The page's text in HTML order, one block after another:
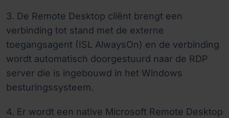
3. De Remote Desktop cliënt brengt een
verbinding tot stand met de externe
toegangsagent (ISL AlwaysOn) en de verbinding
wordt automatisch doorgestuurd naar de RDP
server die is ingebouwd in het Windows
besturingssysteem.
4. Er wordt een native Microsoft Remote Desktop